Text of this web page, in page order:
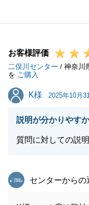
今後も何かお困り
し付けください。
お客様評価
二俣川センター / 神奈川
を ご購入
K様
K様 2025年10月
説明が分かりやす
質問に対しての説
東急リバブル
センターからの